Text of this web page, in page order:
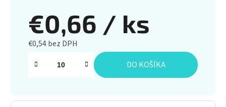
€0,66 / ks
€0,54 bez DPH
Jednotková cena:
DO KOŠÍKA